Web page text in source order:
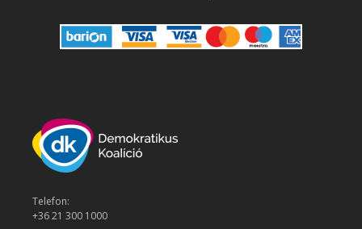
Telefon:
+36 21 300 1000